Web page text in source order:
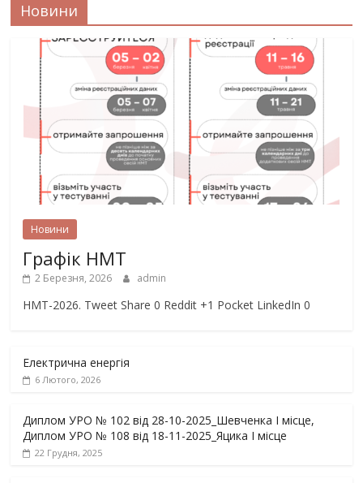
Новини
Новини
Графік НМТ
2 Березня, 2026 admin
НМТ-2026. Tweet Share 0 Reddit +1 Pocket LinkedIn 0
Електрична енергія
6 Лютого, 2026
Диплом УРО № 102 від 28-10-2025_Шевченка І місце,
Диплом УРО № 108 від 18-11-2025_Яцика І місце
22 Грудня, 2025